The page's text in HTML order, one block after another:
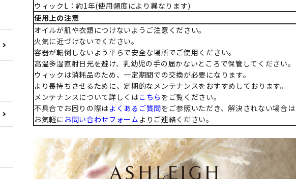
ウィックL：約1年(使用頻度により異なります)
使用上の注意
オイルが肌や衣類につけないようご注意ください。
火気に近づけないでください。
容器が転倒しないよう平らで安全な場所でご使用ください。
高温多湿直射日光を避け、乳幼児の手の届かないところで保管してください。
ウィックは消耗品のため、一定期間での交換が必要になります。
より長持ちさせるために、定期的なメンテナンスをおすすめしております。
メンテナンスについて詳しくはこちら をご覧ください。
不具合でお困りの際はよくあるご質問をご参照いただき、解決されない場合は
お気軽に お問い合わせフォーム よりご連絡ください。